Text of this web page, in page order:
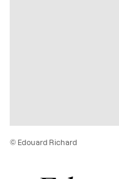
© Edouard Richard